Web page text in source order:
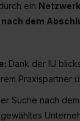
ein
dem
Dank der IU
Praxispartner
Suche nach